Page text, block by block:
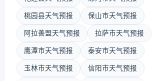
桃园县天气预报 保山市天气预报
阿拉善盟天气预报 拉萨市天气预报
鹰潭市天气预报 泰安市天气预报
玉林市天气预报 信阳市天气预报